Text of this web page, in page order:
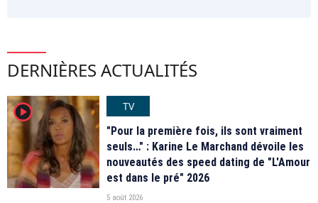
DERNIÈRES ACTUALITÉS
player2
TV
"Pour la première fois, ils sont vraiment
seuls…" : Karine Le Marchand dévoile les
nouveautés des speed dating de "L'Amour
est dans le pré" 2026
5 août 2026